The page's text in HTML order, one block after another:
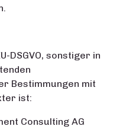
DSGVO, sonstiger in
Bestimmungen mit
ist:
Consulting AG